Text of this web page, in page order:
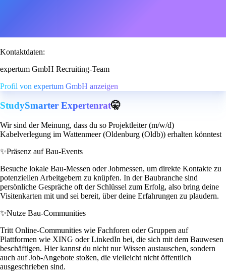
Kontaktdaten:
expertum GmbH Recruiting-Team
Profil von expertum GmbH anzeigen
StudySmarter Expertenrat🤫
Wir sind der Meinung, dass du so Projektleiter (m/w/d)
Kabelverlegung im Wattenmeer (Oldenburg (Oldb)) erhalten könntest
✨Präsenz auf Bau-Events
Besuche lokale Bau-Messen oder Jobmessen, um direkte Kontakte zu
potenziellen Arbeitgebern zu knüpfen. In der Baubranche sind
persönliche Gespräche oft der Schlüssel zum Erfolg, also bring deine
Visitenkarten mit und sei bereit, über deine Erfahrungen zu plaudern.
✨Nutze Bau-Communities
Tritt Online-Communities wie Fachforen oder Gruppen auf
Plattformen wie XING oder LinkedIn bei, die sich mit dem Bauwesen
beschäftigen. Hier kannst du nicht nur Wissen austauschen, sondern
auch auf Job-Angebote stoßen, die vielleicht nicht öffentlich
ausgeschrieben sind.